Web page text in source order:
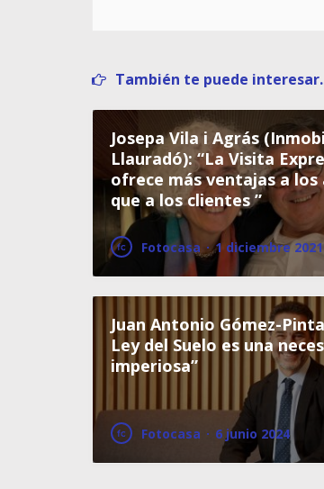
También te puede
Josepa Vila i Agrás
Llauradó): “La Visita
ofrece más ventajas a los
que a los clientes ”
Fotocasa · 1 diciembre 2021
Juan Antonio Gómez-
Ley del Suelo es una
imperiosa”
Fotocasa · 6 junio 2024